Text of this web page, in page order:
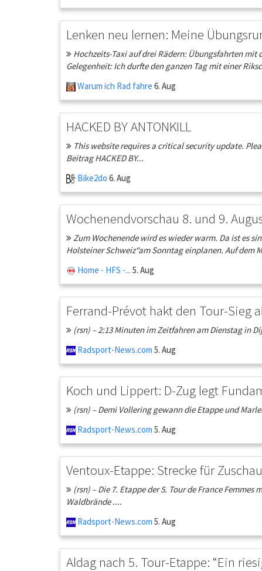
Lenken neu lernen: Meine
Hochzeits-Taxi auf drei Rädern: Übungsfahrten mit
Gelegenheit: Ich durfte den ganzen Tag mit einer
Warum ich Rad fahre 6. Aug
HACKED BY ANTONKILL
This website requires a critical security update.
Beitrag HACKED BY...
Bike2do 6. Aug
Wochenendvorschau 8. und 9.
Zum Wochenende wird es wieder warm. Da ist es
Holsteiner Schweiz“am Sonntag einplanen. Auf dem
Home - HFS -... 5. Aug
Ferrand-Prévot hakt den Tour-Sieg
(rsn) – 2:13 Minuten im Zeitfahren am Dienstag in
Radsport-News.com 5. Aug
Koch und Lippert: D-Zug legt
(rsn) – Demi Vollering gewann die Etappe und
Radsport-News.com 5. Aug
Ventoux-Etappe: Strecke für
(rsn) – Die 7. Etappe der 5. Tour de France
Waldbrände ....
Radsport-News.com 5. Aug
Aldag nach 5. Tour-Etappe: “Ein